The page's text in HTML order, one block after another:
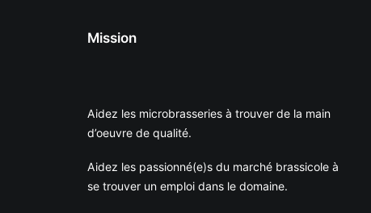
Mission
Aidez les microbrasseries à trouver de la main
d’oeuvre de qualité.
Aidez les passionné(e)s du marché brassicole à
se trouver un emploi dans le domaine.